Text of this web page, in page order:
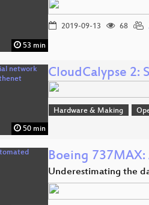
53 min
2019-09-13 68
50 min
CloudCalypse 2:
Hardware & Making
Boeing
Underestimating the